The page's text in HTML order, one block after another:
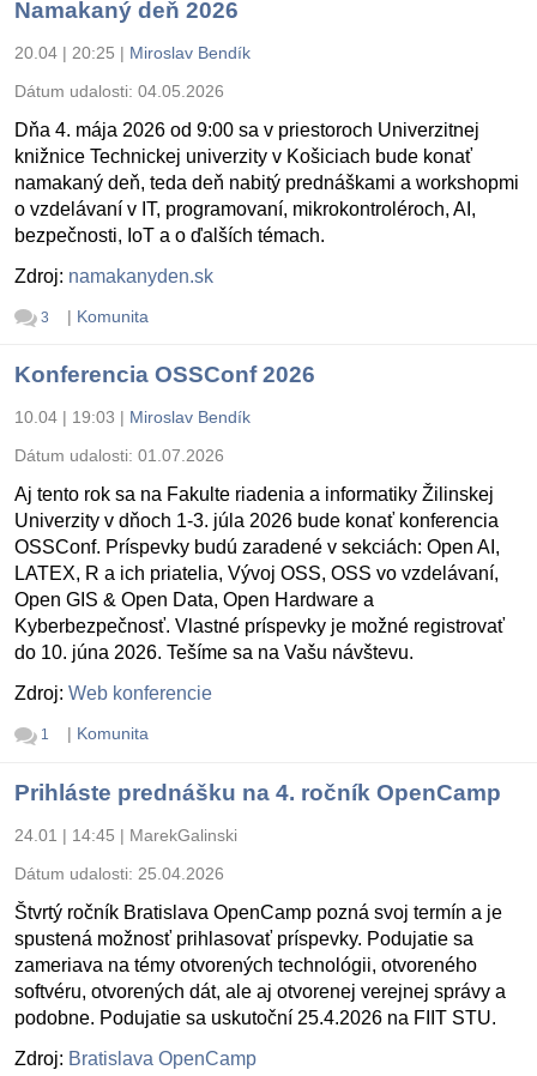
Namakaný deň 2026
20.04 | 20:25 | Miroslav Bendík
Dátum udalosti: 04.05.2026
Dňa 4. mája 2026 od 9:00 sa v priestoroch Univerzitnej
knižnice Technickej univerzity v Košiciach bude konať
namakaný deň, teda deň nabitý prednáškami a workshopmi
o vzdelávaní v IT, programovaní, mikrokontroléroch, AI,
bezpečnosti, IoT a o ďalších témach.
Zdroj: namakanyden.sk
3 | Komunita
Konferencia OSSConf 2026
10.04 | 19:03 | Miroslav Bendík
Dátum udalosti: 01.07.2026
Aj tento rok sa na Fakulte riadenia a informatiky Žilinskej
Univerzity v dňoch 1-3. júla 2026 bude konať konferencia
OSSConf. Príspevky budú zaradené v sekciách: Open AI,
LATEX, R a ich priatelia, Vývoj OSS, OSS vo vzdelávaní,
Open GIS & Open Data, Open Hardware a
Kyberbezpečnosť. Vlastné príspevky je možné registrovať
do 10. júna 2026. Tešíme sa na Vašu návštevu.
Zdroj: Web konferencie
1 | Komunita
Prihláste prednášku na 4. ročník OpenCamp
24.01 | 14:45 | MarekGalinski
Dátum udalosti: 25.04.2026
Štvrtý ročník Bratislava OpenCamp pozná svoj termín a je
spustená možnosť prihlasovať príspevky. Podujatie sa
zameriava na témy otvorených technológii, otvoreného
softvéru, otvorených dát, ale aj otvorenej verejnej správy a
podobne. Podujatie sa uskutoční 25.4.2026 na FIIT STU.
Zdroj: Bratislava OpenCamp